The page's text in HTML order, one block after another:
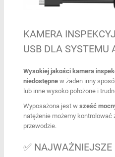
KAMERA
USB DLA SYSTEMU
Wysokiej jakości kamera
niedostępnew żaden inny
lub inne wysoko położone i
Wyposażona jest w sześć
natężenie możemy kontrolować
przewodzie.
✅ NAJWAŻNIEJSZE